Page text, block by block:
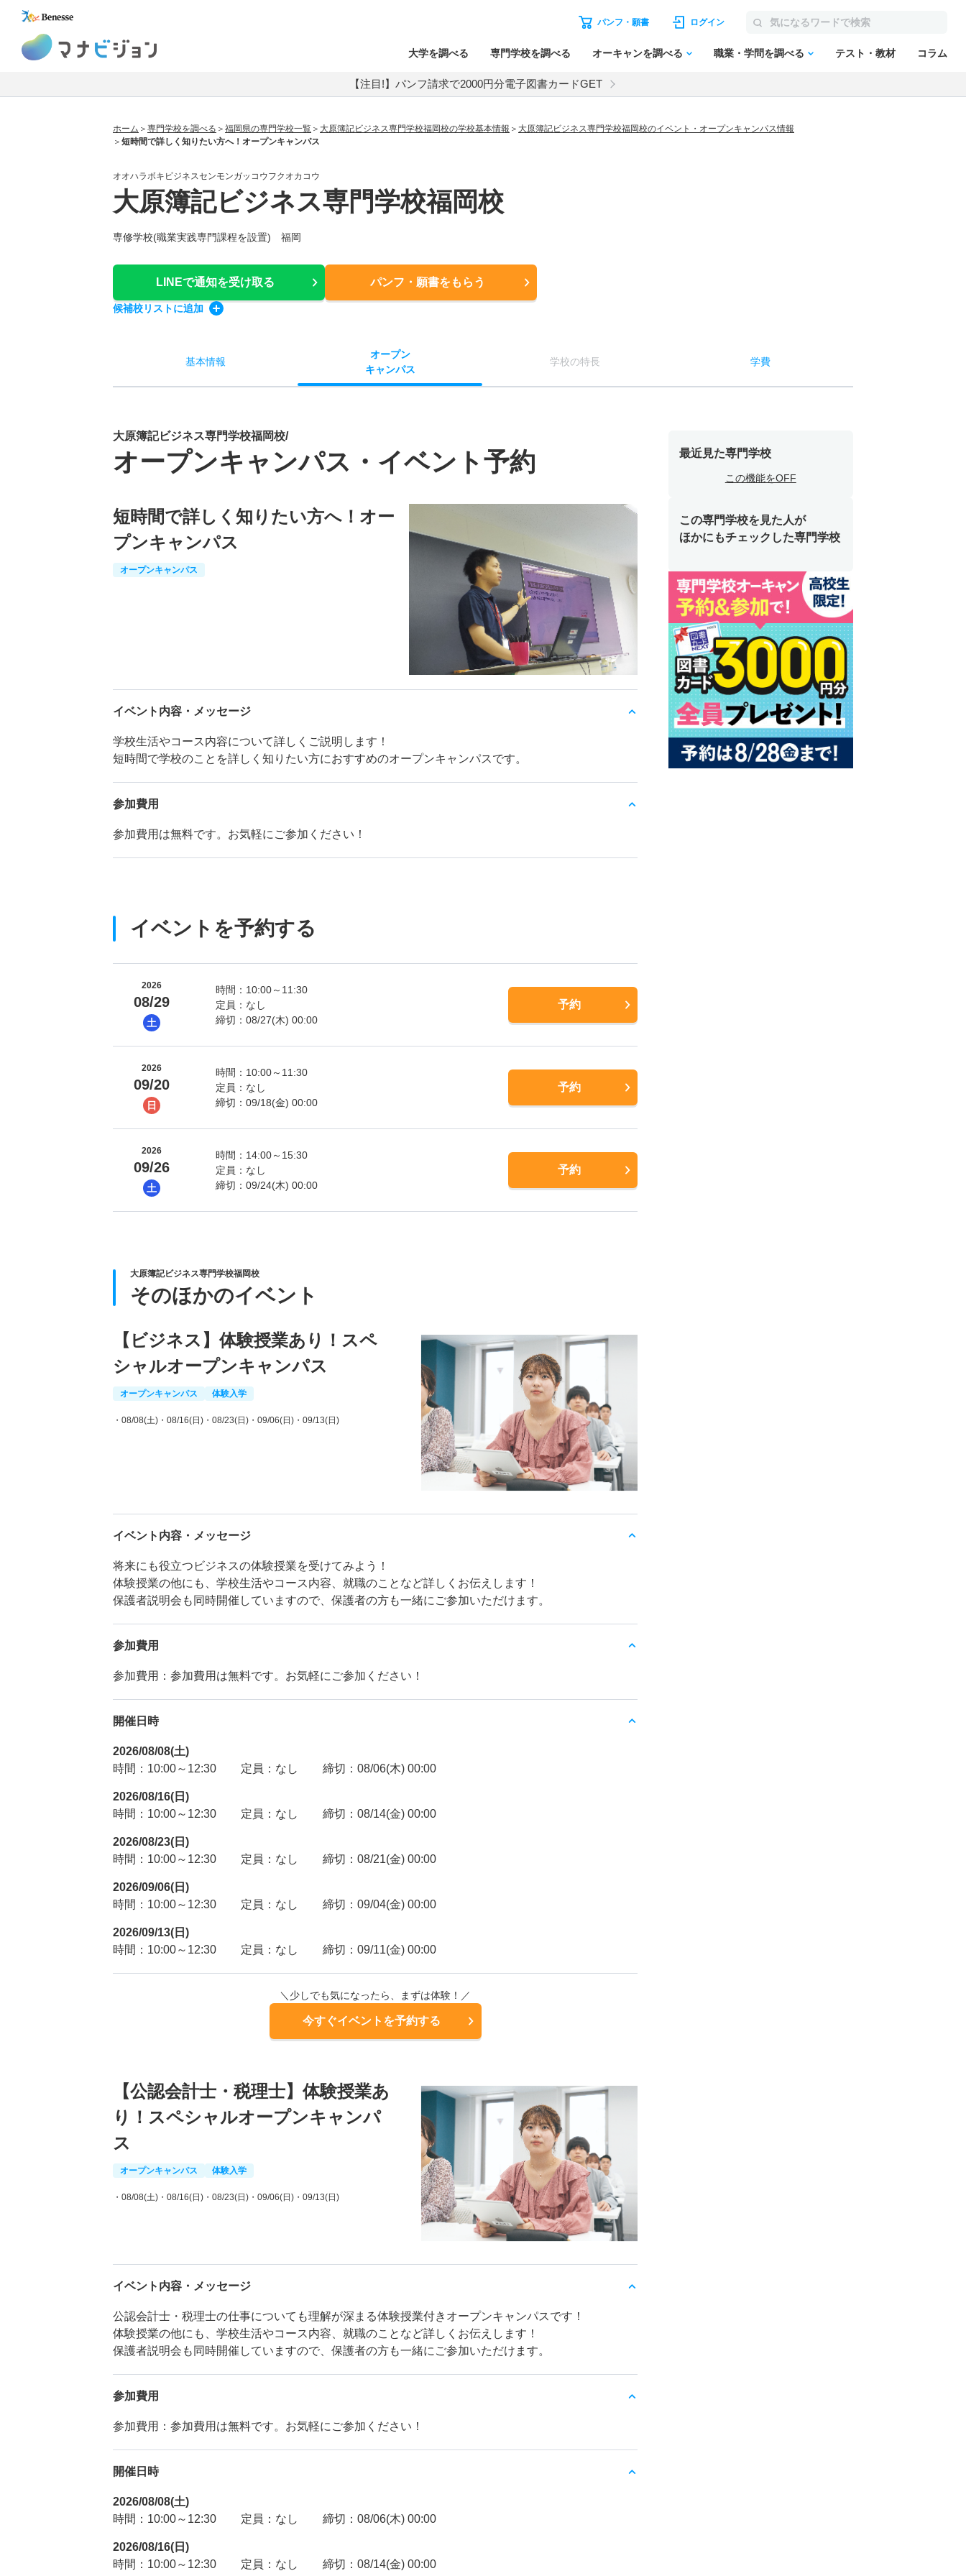
パンフ・願書 ログイン
大学を調べる 専門学校を調べる オーキャンを調べる 職業・学問を調べる テスト・教材 コラム
【注目!】パンフ請求で2000円分電子図書カードGET
ホーム 専門学校を調べる 福岡県の専門学校一覧 大原簿記ビジネス専門学校福岡校の学校基本情報
大原簿記ビジネス専門学校福岡校のイベント・オープンキャンパス情報
短時間で詳しく知りたい方へ！オープンキャンパス
オオハラボキビジネスセンモンガッコウフクオカコウ
大原簿記ビジネス専門学校福岡校
専修学校(職業実践専門課程を設置) 福岡
LINEで通知を受け取る パンフ・願書をもらう
候補校リストに追加
基本情報
オープン
キャンパス
学校の特長 学費
大原簿記ビジネス専門学校福岡校/
オープンキャンパス・イベント予約
短時間で詳しく知りたい方へ！オー
プンキャンパス
オープンキャンパス
イベント内容・メッセージ
学校生活やコース内容について詳しくご説明します！
短時間で学校のことを詳しく知りたい方におすすめのオープンキャンパスです。
参加費用
参加費用は無料です。お気軽にご参加ください！
イベントを予約する
2026
08/29
土
時間：10:00～11:30
定員：なし
締切：08/27(木) 00:00
予約
2026
09/20
日
時間：10:00～11:30
定員：なし
締切：09/18(金) 00:00
予約
2026
09/26
土
時間：14:00～15:30
定員：なし
締切：09/24(木) 00:00
予約
大原簿記ビジネス専門学校福岡校
そのほかのイベント
【ビジネス】体験授業あり！スペ
シャルオープンキャンパス
オープンキャンパス 体験入学
・08/08(土) ・08/16(日) ・08/23(日) ・09/06(日) ・09/13(日)
イベント内容・メッセージ
将来にも役立つビジネスの体験授業を受けてみよう！
体験授業の他にも、学校生活やコース内容、就職のことなど詳しくお伝えします！
保護者説明会も同時開催していますので、保護者の方も一緒にご参加いただけます。
参加費用
参加費用：参加費用は無料です。お気軽にご参加ください！
開催日時
2026/08/08(土)
時間：10:00～12:30
定員：なし 締切：08/06(木) 00:00
2026/08/16(日)
時間：10:00～12:30
定員：なし 締切：08/14(金) 00:00
2026/08/23(日)
時間：10:00～12:30
定員：なし 締切：08/21(金) 00:00
2026/09/06(日)
時間：10:00～12:30
定員：なし 締切：09/04(金) 00:00
2026/09/13(日)
時間：10:00～12:30
定員：なし 締切：09/11(金) 00:00
＼少しでも気になったら、まずは体験！／
今すぐイベントを予約する
【公認会計士・税理士】体験授業あ
り！スペシャルオープンキャンパ
ス
オープンキャンパス 体験入学
・08/08(土) ・08/16(日) ・08/23(日) ・09/06(日) ・09/13(日)
イベント内容・メッセージ
公認会計士・税理士の仕事についても理解が深まる体験授業付きオープンキャンパスです！
体験授業の他にも、学校生活やコース内容、就職のことなど詳しくお伝えします！
保護者説明会も同時開催していますので、保護者の方も一緒にご参加いただけます。
参加費用
参加費用：参加費用は無料です。お気軽にご参加ください！
開催日時
2026/08/08(土)
時間：10:00～12:30
定員：なし 締切：08/06(木) 00:00
2026/08/16(日)
時間：10:00～12:30
定員：なし 締切：08/14(金) 00:00
最近見た専門学校
この機能をOFF
この専門学校を見た人が
ほかにもチェックした専門学校